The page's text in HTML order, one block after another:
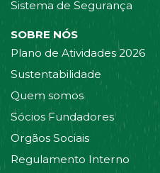
Sistema de Segurança
SOBRE NÓS
Plano de Atividades 2026
Sustentabilidade
Quem somos
Sócios Fundadores
Orgãos Sociais
Regulamento Interno